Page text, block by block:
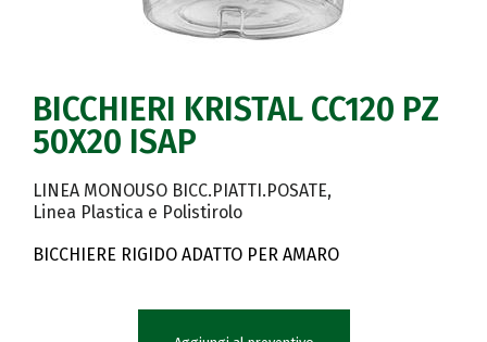
BICCHIERI KRISTAL CC120 PZ
50X20 ISAP
LINEA MONOUSO BICC.PIATTI.POSATE
Linea Plastica e Polistirolo
BICCHIERE RIGIDO ADATTO PER AMARO